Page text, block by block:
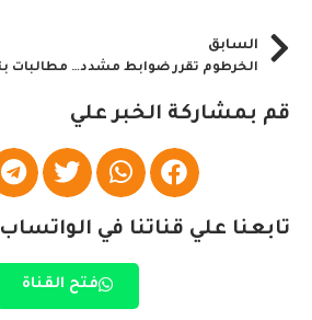
السابق
الخرطوم تقرر ضوابط مشددة للتعايش مع جائحة كورونا
قم بمشاركة الخبر علي
تابعنا علي قناتنا في الواتساب
فتح القناة